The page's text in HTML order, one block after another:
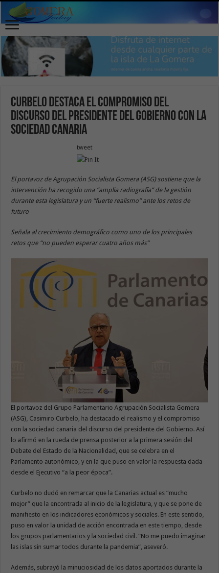
Curbelo destaca el compromiso del
discurso del presidente del Gobierno con la
sociedad canaria
tweet
El portavoz de Agrupación Socialista Gomera (ASG) sostiene que la
intervención ha recogido una “amplia radiografía” de la gestión
durante esta legislatura y un “fuerte realismo” ante los retos de
futuro
Señala al crecimiento demográfico como uno de los principales
retos que “no pueden esperar cuatro años más”
El portavoz del Grupo Parlamentario Agrupación Socialista Gomera
(ASG), Casimiro Curbelo, ha destacado el realismo y el compromiso
con la sociedad canaria del discurso del presidente del Gobierno. Así
lo afirmó en la rueda de prensa posterior a la primera sesión del
Debate del Estado de la Nacionalidad, que se celebra en el
Parlamento autonómico, y en la que puso en valor la respuesta dada
desde el Ejecutivo “a la peor época”.
Curbelo no dudó en remarcar que la Canarias actual es “mucho
mejor” que la encontrada al inicio de la legislatura, y que se pone de
manifiesto en los indicadores económicos y sociales. En este sentido,
puso en valor la unidad de acción encontrada en este tiempo, desde
los grupos parlamentarios y la sociedad civil. “No me puedo imaginar
las islas sin sumar todos durante la pandemia”, aseveró.
Además, subrayó la minuciosidad de los datos aportados durante la